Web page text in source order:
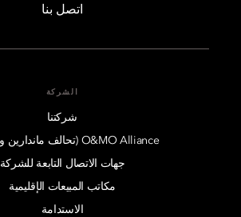
اتصل بنا
الشركة
شركتنا
O&MO Alliance (تحالف ماندارين وأوبروي)
جهات الاتصال التابعة للشركة
مكاتب المبيعات الإقليمية
الاستدامة